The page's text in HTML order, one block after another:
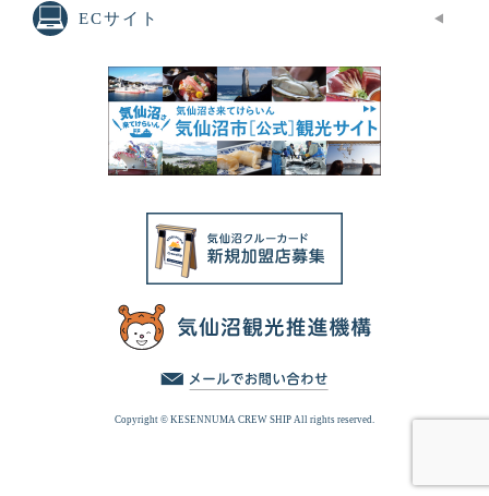
ECサイト
Copyright © KESENNUMA CREW SHIP All rights reserved.